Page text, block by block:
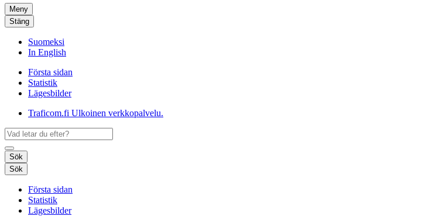
Meny
Stäng
Suomeksi
In English
Första sidan
Statistik
Lägesbilder
Traficom.fi Ulkoinen verkkopalvelu.
Sök
Sök
Första sidan
Statistik
Lägesbilder